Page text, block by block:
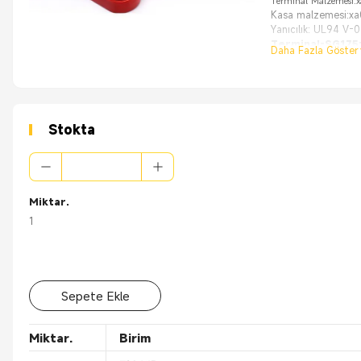
Kasa
Yanıcılık: UL94 V-0
Terminal-SG175:
Terminal
Daha Fazla Göster
Stokta
Miktar.
1
Sepete Ekle
Miktar.
Birim